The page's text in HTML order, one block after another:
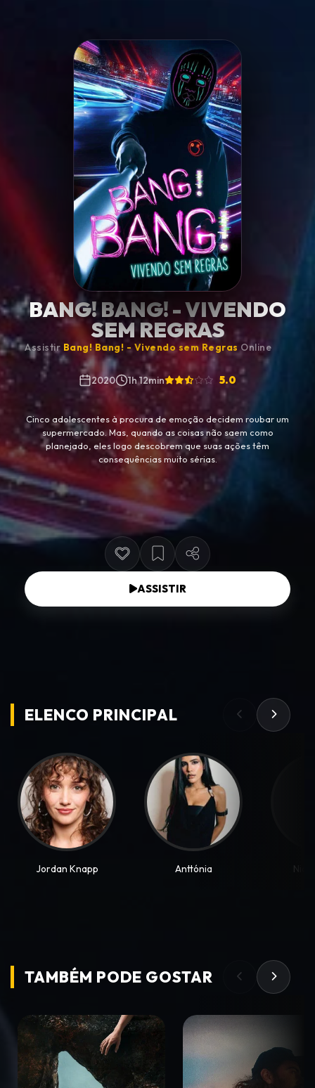
Minha Lista
Pesquisar
BANG! BANG! - VIVENDO
SEM REGRAS
Assistir Bang! Bang! - Vivendo sem Regras Online
2020 1h 12min 5.0
Cinco adolescentes à procura de emoção decidem roubar um
supermercado. Mas, quando as coisas não saem como
planejado, eles logo descobrem que suas ações têm
consequências muito sérias.
ASSISTIR
ELENCO PRINCIPAL
Jordan Knapp Anttónia
TAMBÉM PODE GOSTAR